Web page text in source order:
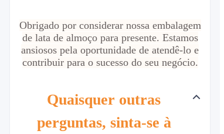
Obrigado por considerar nossa embalagem
de lata de almoço para presente. Estamos
ansiosos pela oportunidade de atendê-lo e
contribuir para o sucesso do seu negócio.
Quaisquer outras
perguntas, sinta-se à